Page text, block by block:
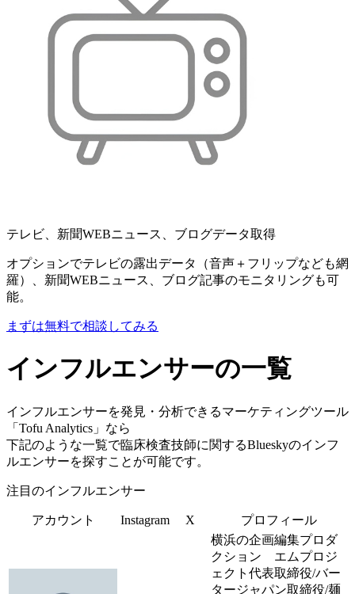
テレビ、新聞WEBニュース、ブログデータ取得
オプションでテレビの露出データ（音声＋フリップなども網
羅）、新聞WEBニュース、ブログ記事のモニタリングも可
能。
まずは無料で相談してみる
インフルエンサーの一覧
インフルエンサーを発見・分析できるマーケティングツール
「Tofu Analytics」なら
下記のような一覧で臨床検査技師に関するBlueskyのインフ
ルエンサーを探すことが可能です。
注目のインフルエンサー
アカウント Instagram X
プロフィール
横浜の企画編集プロダ
クション エムプロジ
ェクト代表取締役/バー
タージャパン取締役/麺